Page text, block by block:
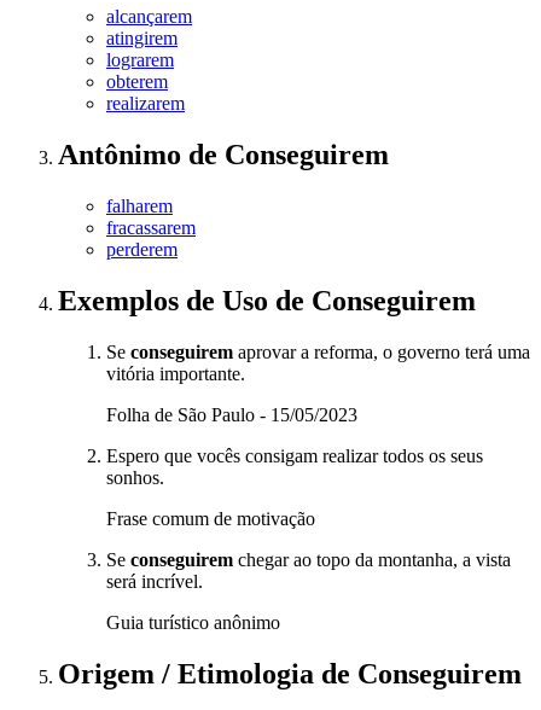
alcançarem
atingirem
lograrem
obterem
realizarem
Antônimo de Conseguirem
falharem
fracassarem
perderem
Exemplos de Uso de Conseguirem
Se conseguirem aprovar a reforma, o governo terá uma
vitória importante.
Folha de São Paulo - 15/05/2023
Espero que vocês consigam realizar todos os seus
sonhos.
Frase comum de motivação
Se conseguirem chegar ao topo da montanha, a vista
será incrível.
Guia turístico anônimo
Origem / Etimologia de Conseguirem